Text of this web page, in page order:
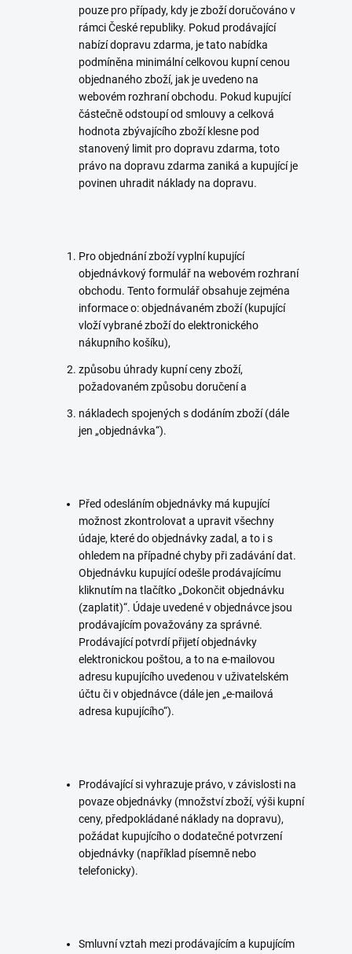
pouze pro případy, kdy je zboží doručováno v
rámci České republiky. Pokud prodávající
nabízí dopravu zdarma, je tato nabídka
podmíněna minimální celkovou kupní cenou
objednaného zboží, jak je uvedeno na
webovém rozhraní obchodu. Pokud kupující
částečně odstoupí od smlouvy a celková
hodnota zbývajícího zboží klesne pod
stanovený limit pro dopravu zdarma, toto
právo na dopravu zdarma zaniká a kupující je
povinen uhradit náklady na dopravu.
Pro objednání zboží vyplní kupující
objednávkový formulář na webovém rozhraní
obchodu. Tento formulář obsahuje zejména
informace o: objednávaném zboží (kupující
vloží vybrané zboží do elektronického
nákupního košíku),
způsobu úhrady kupní ceny zboží,
požadovaném způsobu doručení a
nákladech spojených s dodáním zboží (dále
jen „objednávka“).
Před odesláním objednávky má kupující
možnost zkontrolovat a upravit všechny
údaje, které do objednávky zadal, a to i s
ohledem na případné chyby při zadávání dat.
Objednávku kupující odešle prodávajícímu
kliknutím na tlačítko „Dokončit objednávku
(zaplatit)“. Údaje uvedené v objednávce jsou
prodávajícím považovány za správné.
Prodávající potvrdí přijetí objednávky
elektronickou poštou, a to na e-mailovou
adresu kupujícího uvedenou v uživatelském
účtu či v objednávce (dále jen „e-mailová
adresa kupujícího“).
Prodávající si vyhrazuje právo, v závislosti na
povaze objednávky (množství zboží, výši kupní
ceny, předpokládané náklady na dopravu),
požádat kupujícího o dodatečné potvrzení
objednávky (například písemně nebo
telefonicky).
Smluvní vztah mezi prodávajícím a kupujícím